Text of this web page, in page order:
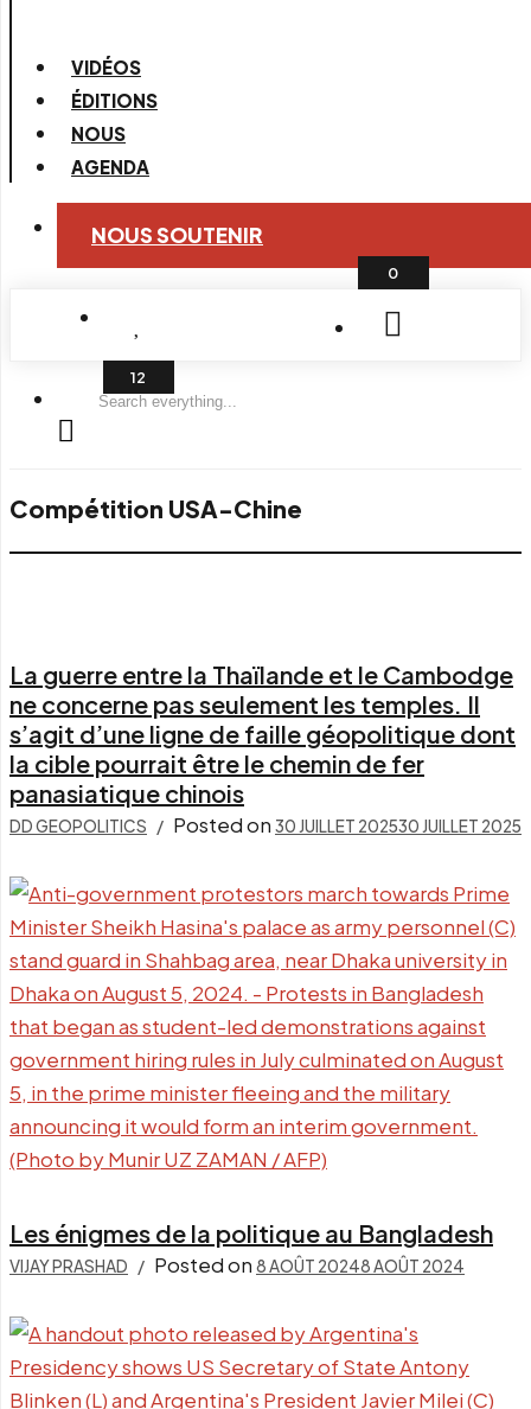
VIDÉOS
ÉDITIONS
NOUS
AGENDA
NOUS SOUTENIR
0
Search
Compétition USA-Chine
La guerre entre la Thaïlande et le Cambodge
ne concerne pas seulement les temples. Il
s’agit d’une ligne de faille géopolitique dont
la cible pourrait être le chemin de fer
panasiatique chinois
DD GEOPOLITICS Posted on 30 JUILLET 202530 JUILLET 2025
Les énigmes de la politique au Bangladesh
VIJAY PRASHAD Posted on 8 AOÛT 20248 AOÛT 2024